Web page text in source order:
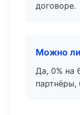
договоре.
Можно ли
Да, 0% на
партнёры,